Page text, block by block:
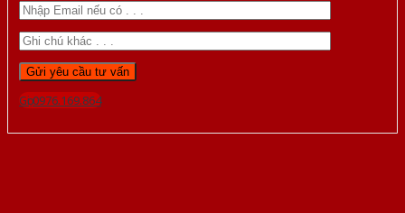
Gọi 0976.169.864